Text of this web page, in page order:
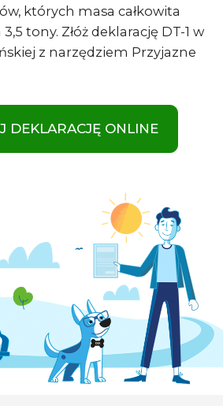
których masa całkowita
tony. Złóż deklarację DT-1 w
z narzędziem Przyjazne
DEKLARACJĘ ONLINE